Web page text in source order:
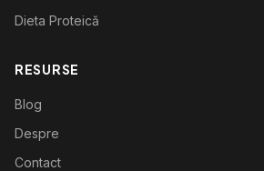
Dieta Proteică
RESURSE
Blog
Despre
Contact